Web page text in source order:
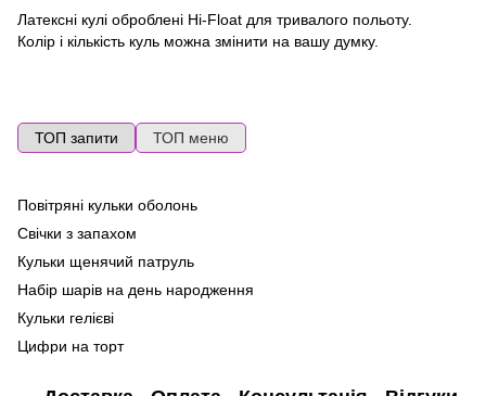
Латексні кулі оброблені Hi-Float для тривалого польоту.
Колір і кількість куль можна змінити на вашу думку.
ТОП запити ТОП меню
Повітряні кульки оболонь
Свічки з запахом
Кульки щенячий патруль
Набір шарів на день народження
Кульки гелієві
Цифри на торт